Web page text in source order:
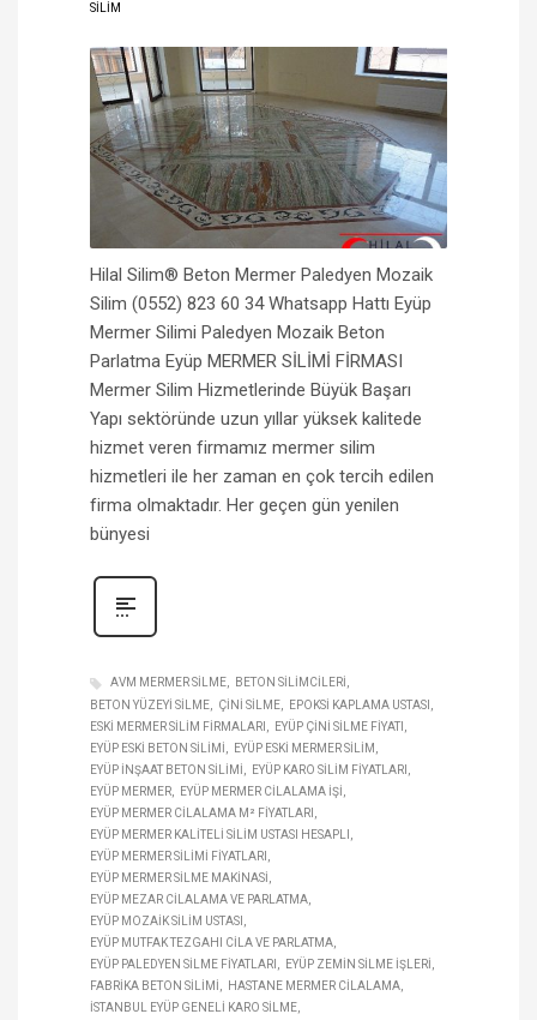
SİLİM
Hilal Silim® Beton Mermer Paledyen Mozaik
Silim (0552) 823 60 34 Whatsapp Hattı Eyüp
Mermer Silimi Paledyen Mozaik Beton
Parlatma Eyüp MERMER SİLİMİ FİRMASI
Mermer Silim Hizmetlerinde Büyük Başarı
Yapı sektöründe uzun yıllar yüksek kalitede
hizmet veren firmamız mermer silim
hizmetleri ile her zaman en çok tercih edilen
firma olmaktadır. Her geçen gün yenilen
bünyesi
AVM MERMER SILME
BETON SILIMCILERI
BETON YÜZEYI SILME
ÇINI SILME
EPOKSI KAPLAMA USTASI
ESKI MERMER SILIM FIRMALARI
EYÜP ÇINI SILME FIYATI
EYÜP ESKI BETON SILIMI
EYÜP ESKI MERMER SILIM
EYÜP INŞAAT BETON SILIMI
EYÜP KARO SILIM FIYATLARI
EYÜP MERMER
EYÜP MERMER CILALAMA IŞI
EYÜP MERMER CILALAMA M² FIYATLARI
EYÜP MERMER KALITELI SILIM USTASI HESAPLI
EYÜP MERMER SILIMI FIYATLARI
EYÜP MERMER SILME MAKINASI
EYÜP MEZAR CILALAMA VE PARLATMA
EYÜP MOZAIK SILIM USTASI
EYÜP MUTFAK TEZGAHI CILA VE PARLATMA
EYÜP PALEDYEN SILME FIYATLARI
EYÜP ZEMIN SILME IŞLERI
FABRIKA BETON SILIMI
HASTANE MERMER CILALAMA
İSTANBUL EYÜP GENELI KARO SILME